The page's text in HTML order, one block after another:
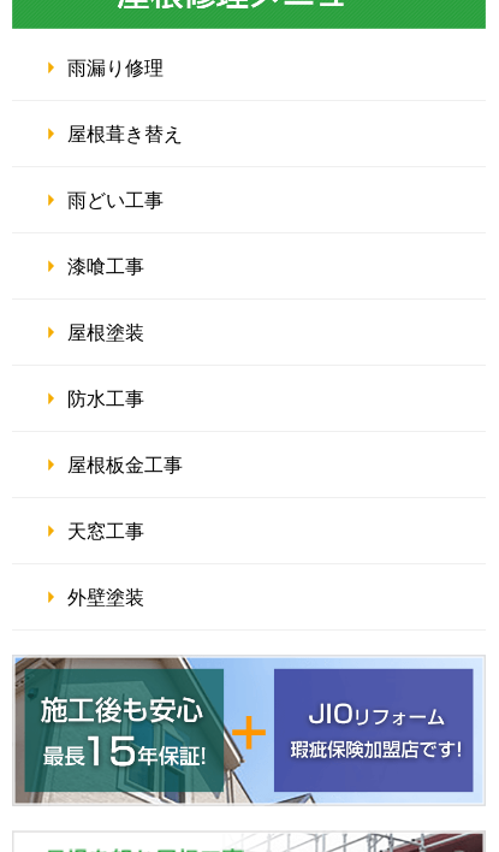
雨漏り修理
屋根葺き替え
雨どい工事
漆喰工事
屋根塗装
防水工事
屋根板金工事
天窓工事
外壁塗装